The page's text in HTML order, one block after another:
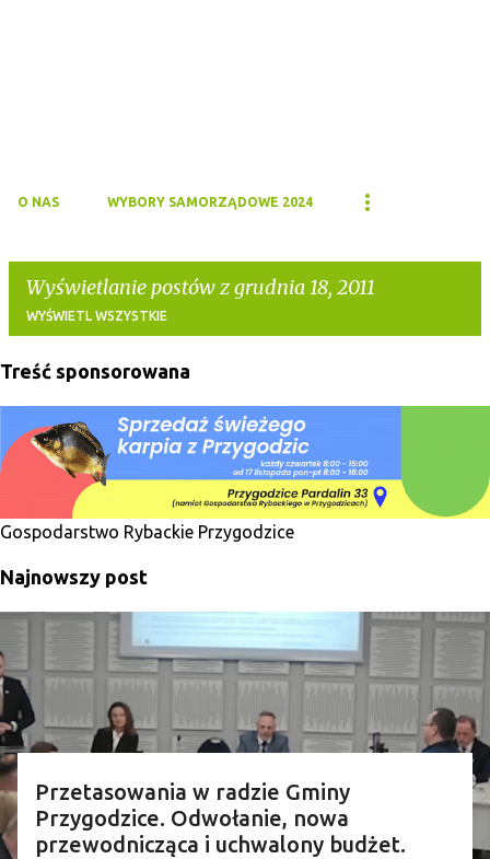
O NAS WYBORY SAMORZĄDOWE 2024
Wyświetlanie postów z grudnia 18, 2011
WYŚWIETL WSZYSTKIE
s
y
Treść sponsorowana
Gospodarstwo Rybackie Przygodzice
Najnowszy post
Przetasowania w radzie Gminy
Przygodzice. Odwołanie, nowa
przewodnicząca i uchwalony budżet.